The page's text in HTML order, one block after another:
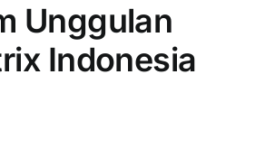
CONTACT US
Unggulan
Indonesia